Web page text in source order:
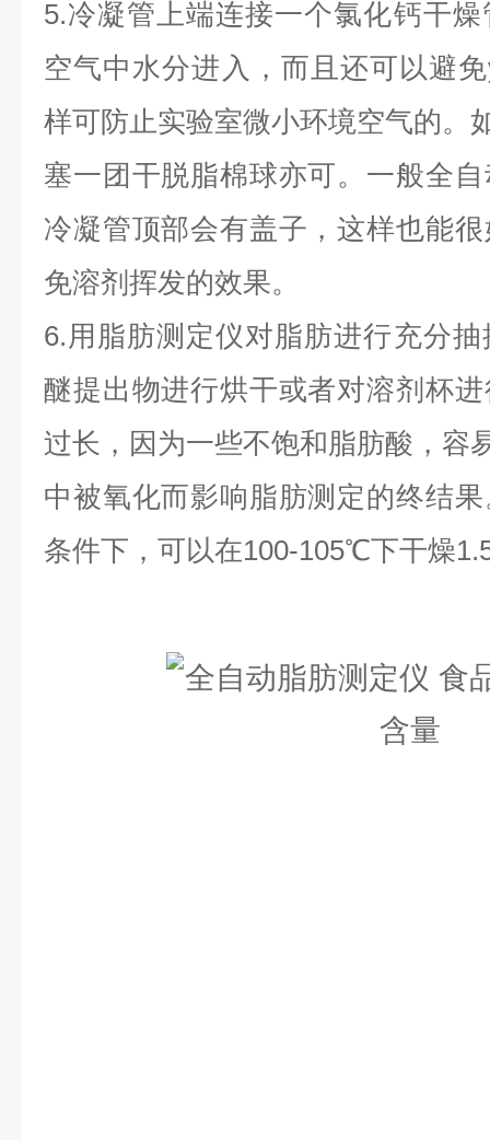
5.冷凝管上端连接一个氯化钙干
空气中水分进入，而且还可以避
样可防止实验室微小环境空气的。
塞一团干脱脂棉球亦可。一般全
冷凝管顶部会有盖子，这样也能
免溶剂挥发的效果。
6.用脂肪测定仪对脂肪进行充分
醚提出物进行烘干或者对溶剂杯
过长，因为一些不饱和脂肪酸，容
中被氧化而影响脂肪测定的终结
条件下，可以在100-105℃下干燥